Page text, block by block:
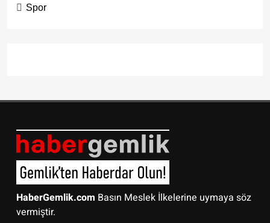
Spor
HaberGemlik.com Basın Meslek İlkelerine uymaya söz
vermiştir.